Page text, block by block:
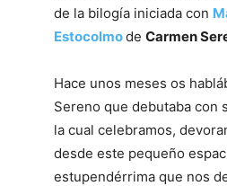
de la bilogía iniciada con
Estocolmode Carmen
Hace unos meses os
Sereno que debutaba con
la cual celebramos,
desde este pequeño
estupendérrima que nos